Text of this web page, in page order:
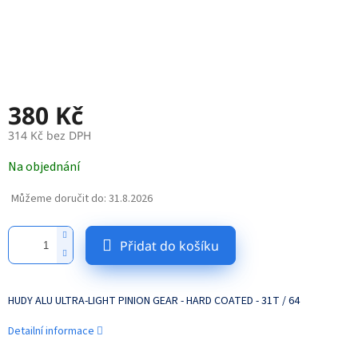
380 Kč
314 Kč bez DPH
cena:
Na objednání
Můžeme doručit do: 31.8.2026
Přidat do košíku
HUDY ALU ULTRA-LIGHT PINION GEAR - HARD COATED - 31T / 64
Detailní informace